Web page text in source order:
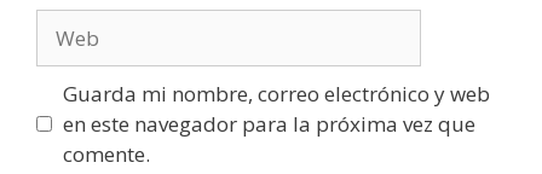
Guarda mi nombre, correo electrónico y web
en este navegador para la próxima vez que
comente.